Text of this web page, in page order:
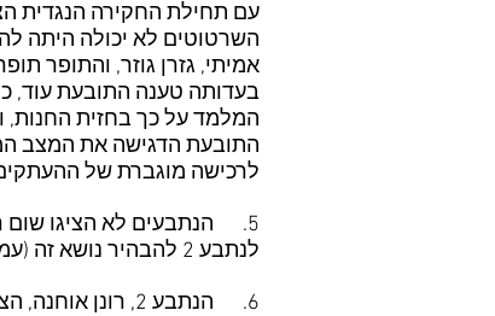
עם תחילת החקירה הנגדית
השרטוטים לא יכולה היתה
אמיתי, גזרן גוזר, והתופר
בעדותה טענה התובעת עוד,
המלמד על כך בחזית החנות,
התובעת הדגישה את המצב
לרכישה מוגברת של
5. הנתבעים לא הציגו שום
לנתבע 2 להבהיר נושא זה (עמ' 36 בפרוטוקול).